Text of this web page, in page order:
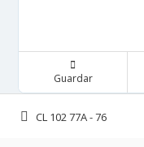
Guardar
CL 102 77A - 76